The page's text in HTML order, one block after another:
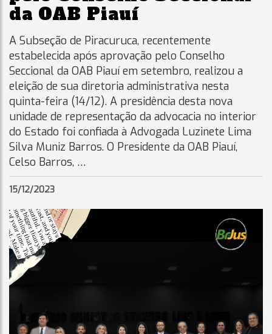
da OAB Piauí
A Subseção de Piracuruca, recentemente
estabelecida após aprovação pelo Conselho
Seccional da OAB Piauí em setembro, realizou a
eleição de sua diretoria administrativa nesta
quinta-feira (14/12). A presidência desta nova
unidade de representação da advocacia no interior
do Estado foi confiada à Advogada Luzinete Lima
Silva Muniz Barros. O Presidente da OAB Piauí,
Celso Barros, …
15/12/2023